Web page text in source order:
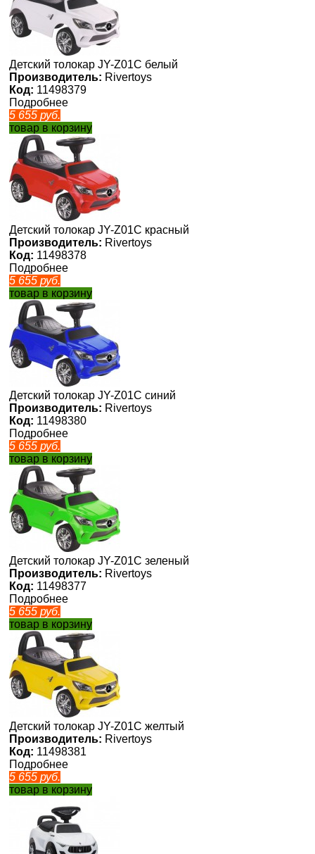
Детский толокар JY-Z01C белый
Производитель: Rivertoys
Код: 11498379
Подробнее
5 655 руб.
товар в корзину
Детский толокар JY-Z01C красный
Производитель: Rivertoys
Код: 11498378
Подробнее
5 655 руб.
товар в корзину
Детский толокар JY-Z01C синий
Производитель: Rivertoys
Код: 11498380
Подробнее
5 655 руб.
товар в корзину
Детский толокар JY-Z01C зеленый
Производитель: Rivertoys
Код: 11498377
Подробнее
5 655 руб.
товар в корзину
Детский толокар JY-Z01C желтый
Производитель: Rivertoys
Код: 11498381
Подробнее
5 655 руб.
товар в корзину